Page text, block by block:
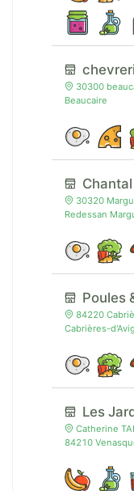
30300
Beaucaire
30320
Redessan
Poules
84220
Cabrières-
Les
Catherine
84210